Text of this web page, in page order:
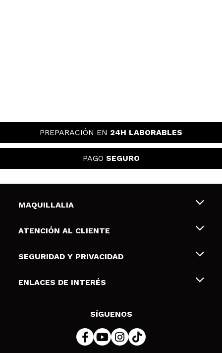
PREPARACIÓN EN 24H LABORABLES
PAGO SEGURO
MAQUILLALIA
Sobre nosotros
Tarjetas de Regalo
ATENCIÓN AL CLIENTE
Envíos y devoluciones
Formas de pago
SEGURIDAD Y PRIVACIDAD
Terminos y condiciones de uso
Política de cookies
ENLACES DE INTERÉS
SÍGUENOS